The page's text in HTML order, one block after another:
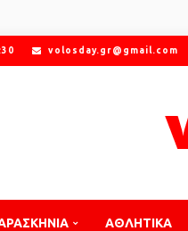
volosday.gr@gmail.com
ΑΘΛΗΤΙΚΑ